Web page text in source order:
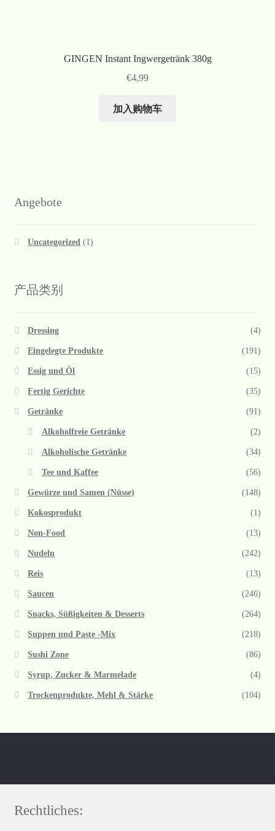
GINGEN Instant Ingwergetränk 380g
€4,99
加入购物车
Angebote
Uncategorized (1)
产品类别
Dressing (4)
Eingelegte Produkte (191)
Essig und Öl (15)
Fertig Gerichte (35)
Getränke (91)
Alkoholfreie Getränke (2)
Alkoholische Getränke (34)
Tee und Kaffee (56)
Gewürze und Samen (Nüsse) (148)
Kokosprodukt (1)
Non-Food (13)
Nudeln (242)
Reis (13)
Saucen (246)
Snacks, Süßigkeiten & Desserts (264)
Suppen und Paste -Mix (218)
Sushi Zone (86)
Syrup, Zucker & Marmelade (4)
Trockenprodukte, Mehl & Stärke (104)
Rechtliches: